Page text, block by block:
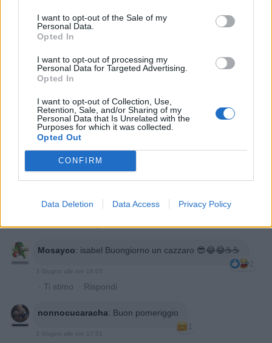
I want to opt-out of the Sale of my
Personal Data.
Opted In
I want to opt-out of processing my
Personal Data for Targeted Advertising.
Opted In
I want to opt-out of Collection, Use,
Retention, Sale, and/or Sharing of my
Personal Data that Is Unrelated with the
Purposes for which it was collected.
Opted Out
CONFIRM
Data Deletion Data Access Privacy Policy
·Ti stimo·Rispondi
1
3 Giugno alle ore 09:21
Mosayco: isabel Buongiorno un cazzaro 😎😂😂☕️☕️
2
3 Giugno alle ore 16:03
· Ti stimo · Rispondi
nonnocucaracha: Buon pomeriggio
1
3 Giugno alle ore 17:51